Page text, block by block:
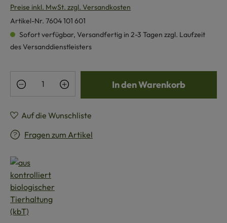
Preise inkl. MwSt. zzgl. Versandkosten
Artikel-Nr. 7604 101 601
Sofort verfügbar, Versandfertig in 2-3 Tagen zzgl. Laufzeit
des Versanddienstleisters
Produkt Anzahl: Gib den gewünschten
In den Warenkorb
Auf die Wunschliste
Fragen zum Artikel